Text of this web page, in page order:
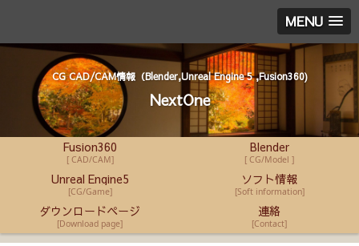
MENU
CG CAD/CAM情報（Blender,Unreal Engine 5 ,Fusion360)
NextOne
Fusion360
[ CAD/CAM]
Blender
[ CG/Model ]
Unreal Engine5
[CG/Game]
ソフト情報
[Soft information]
ダウンロードページ
[Download page]
連絡
[Contact]